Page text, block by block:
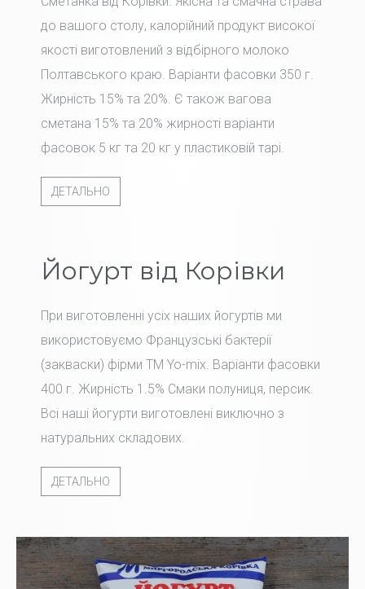
до вашого столу, калорійний продукт високої
якості виготовлений з відбірного молоко
Полтавського краю. Варіанти фасовки 350 г.
Жирність 15% та 20%. Є також вагова
сметана 15% та 20% жирності варіанти
фасовок 5 кг та 20 кг у пластиковій тарі.
ДЕТАЛЬНО
Йогурт від Корівки
При виготовленні усіх наших йогуртів ми
використовуємо Французські бактерії
(закваски) фірми TM Yo-mix. Варіанти фасовки
400 г. Жирність 1.5% Смаки полуниця, персик.
Всі наші йогурти виготовлені виключно з
натуральних складових.
ДЕТАЛЬНО